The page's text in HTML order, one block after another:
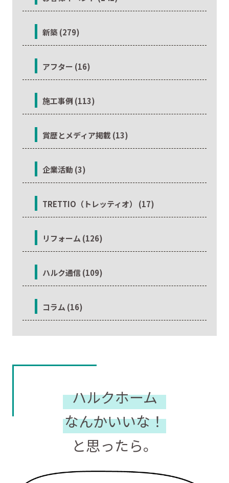
新築 (279)
アフター (16)
施工事例 (113)
賞歴とメディア掲載 (13)
企業活動 (3)
TRETTIO（トレッティオ） (17)
リフォーム (126)
ハルク通信 (109)
コラム (16)
ハルクホーム
なんかいいな！
と思ったら。